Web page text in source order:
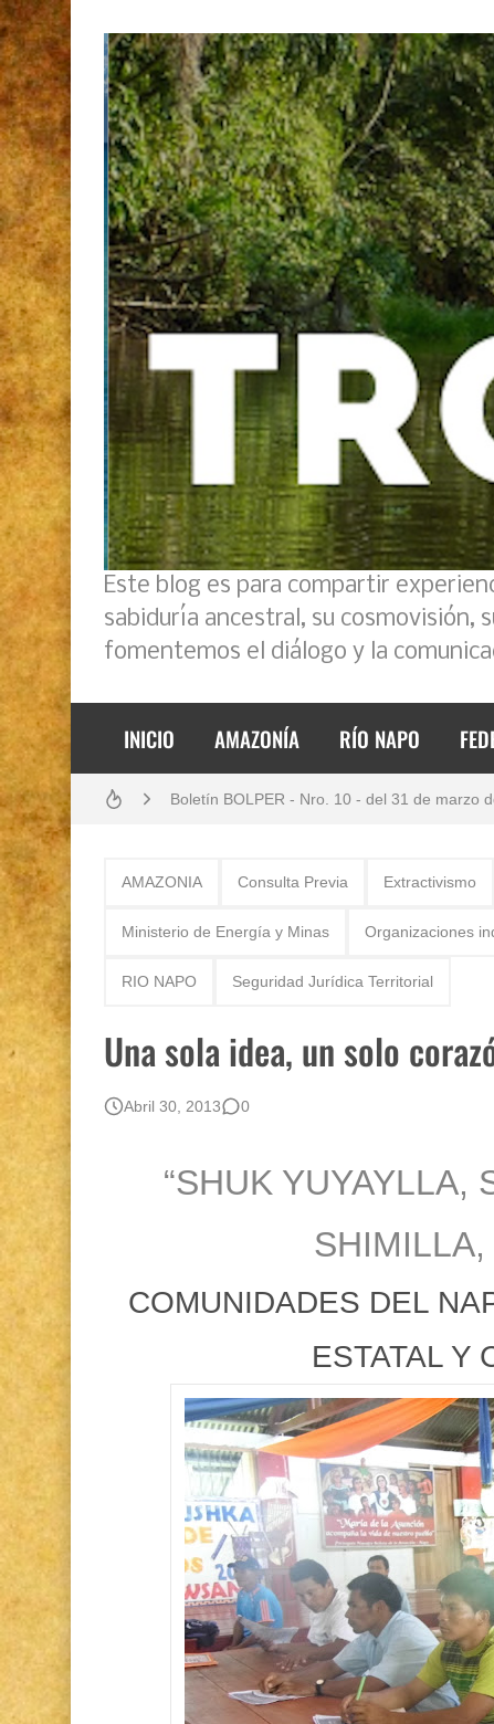
Este blog es para compartir
sabiduría ancestral, su cosmovisión,
fomentemos el diálogo y la
INICIO AMAZONÍA RÍO NAPO
Boletín BOLPER - Nro. 11 - del 30 de abril de
Boletín BOLPER - Nro. 10 - del 31 de marzo
Creación del distrito del Napo - Perú -
AMAZONIA Consulta Previa Extractivismo
Ministerio de Energía y Minas Organizaciones
RIO NAPO Seguridad Jurídica Territorial
Una sola idea, un solo
Abril 30, 2013 0
“SHUK YUYAYLLA,
SHIMILLA,
COMUNIDADES DEL
ESTATAL Y